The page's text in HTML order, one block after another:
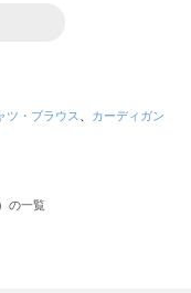
ツ・ブラウス
カーディガン
の一覧
スモス）の一覧